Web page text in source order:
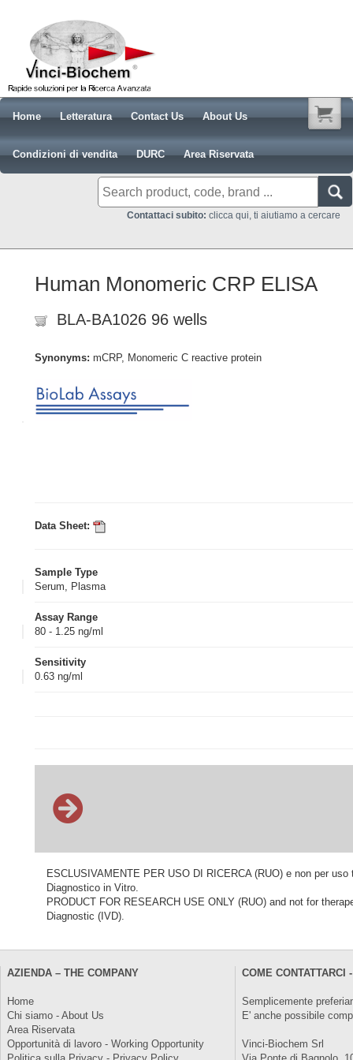
Home Letteratura Contact Us About Us
Condizioni di vendita DURC Area Riservata
Contattaci subito: clicca qui, ti aiutiamo a cercare
Human Monomeric CRP ELISA
BLA-BA1026 96 wells
Synonyms: mCRP, Monomeric C reactive protein
Data Sheet:
Sample Type
Serum, Plasma
Assay Range
80 - 1.25 ng/ml
Sensitivity
0.63 ng/ml
ESCLUSIVAMENTE PER USO DI RICERCA (RUO) e non per
Diagnostico in Vitro.
PRODUCT FOR RESEARCH USE ONLY (RUO) and not for
Diagnostic (IVD).
AZIENDA – THE COMPANY
Home
Chi siamo - About Us
Area Riservata
Opportunità di lavoro - Working Opportunity
COME CONTATTARCI
Semplicemente
E' anche possibile
Vinci-Biochem Srl